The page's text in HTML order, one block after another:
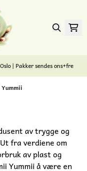
| Pakker sendes ons+fre
av trygge og
fra verdiene om
av plast og
Yummii å være en